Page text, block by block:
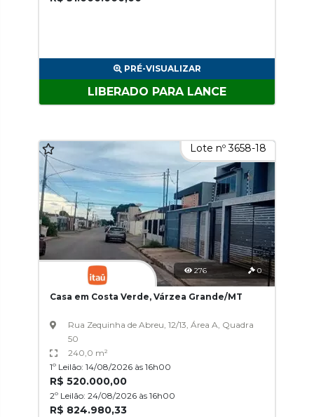
PRÉ-VISUALIZAR
LIBERADO PARA LANCE
Lote nº 3658-18
276 0
Casa em Costa Verde, Várzea Grande/MT
Rua Zequinha de Abreu, 12/13, Área A, Quadra
50
240,0 m²
1º Leilão: 14/08/2026 às 16h00
R$ 520.000,00
2º Leilão: 24/08/2026 às 16h00
R$ 824.980,33